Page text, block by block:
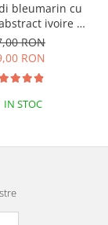
bleumarin cu
ivoire si
Shelby
RON
RON
IN STOC